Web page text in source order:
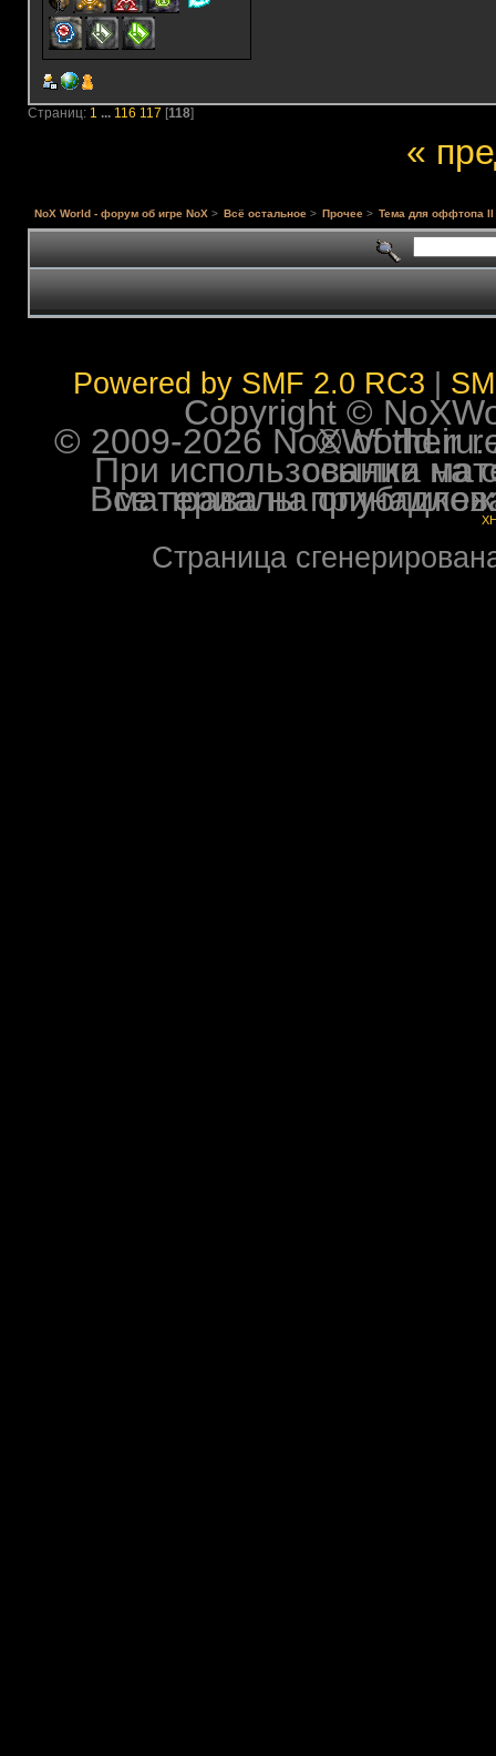
Страниц: 1 ... 116 117 [118]
«
NoX World - форум об игре NoX > Всё остальное > Прочее > Тема для оффтопа II
Powered by SMF 2.0 RC3
Copyright ©
© 2009-2026 NoXWorld.ru. All
При использовании
Все права на опубликованные на форуме
Страница